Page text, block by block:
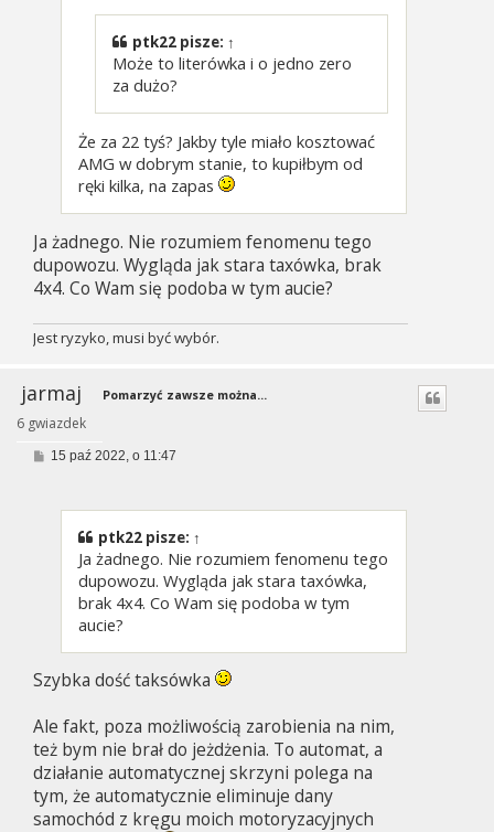
ptk22 pisze: ↑
Może to literówka i o jedno zero
za dużo?
Że za 22 tyś? Jakby tyle miało kosztować
AMG w dobrym stanie, to kupiłbym od
ręki kilka, na zapas
Ja żadnego. Nie rozumiem fenomenu tego
dupowozu. Wygląda jak stara taxówka, brak
4x4. Co Wam się podoba w tym aucie?
Jest ryzyko, musi być wybór.
jarmaj
6 gwiazdek
Pomarzyć zawsze można...
P15 paź 2022, o 11:47
ptk22 pisze: ↑
Ja żadnego. Nie rozumiem fenomenu tego
dupowozu. Wygląda jak stara taxówka,
brak 4x4. Co Wam się podoba w tym
aucie?
Szybka dość taksówka
Ale fakt, poza możliwością zarobienia na nim,
też bym nie brał do jeżdżenia. To automat, a
działanie automatycznej skrzyni polega na
tym, że automatycznie eliminuje dany
samochód z kręgu moich motoryzacyjnych